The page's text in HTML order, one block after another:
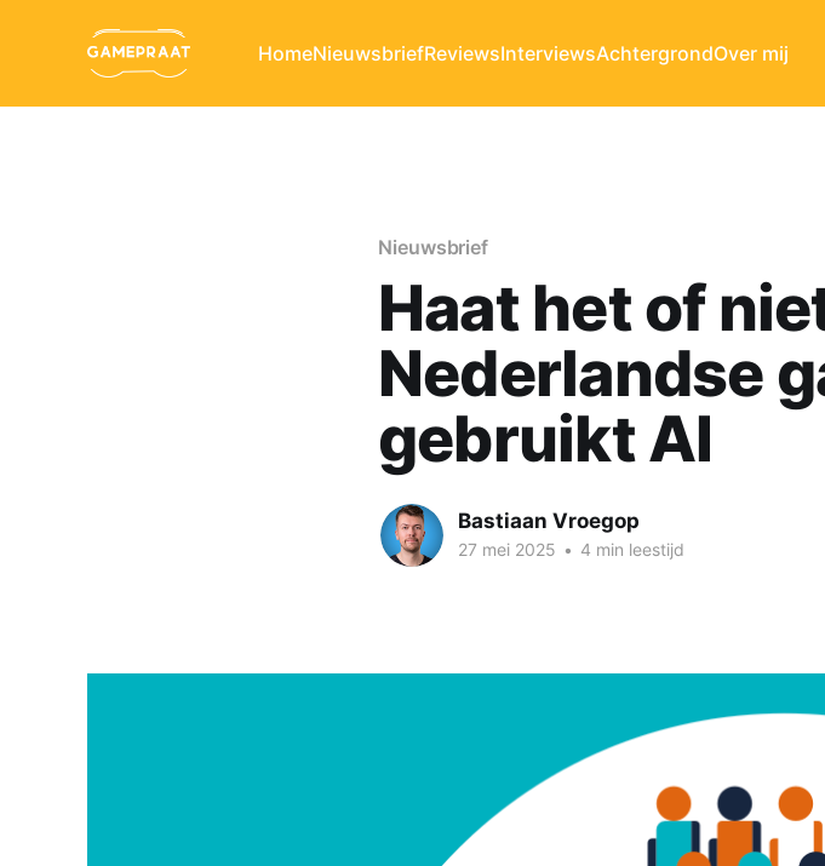
HomeNieuwsbriefReviewsInterviewsAchtergrondOver mij
Nieuwsbrief
Haat het of
Nederlandse
gebruikt AI
Bastiaan Vroegop
27 mei 2025 • 4 min leestijd